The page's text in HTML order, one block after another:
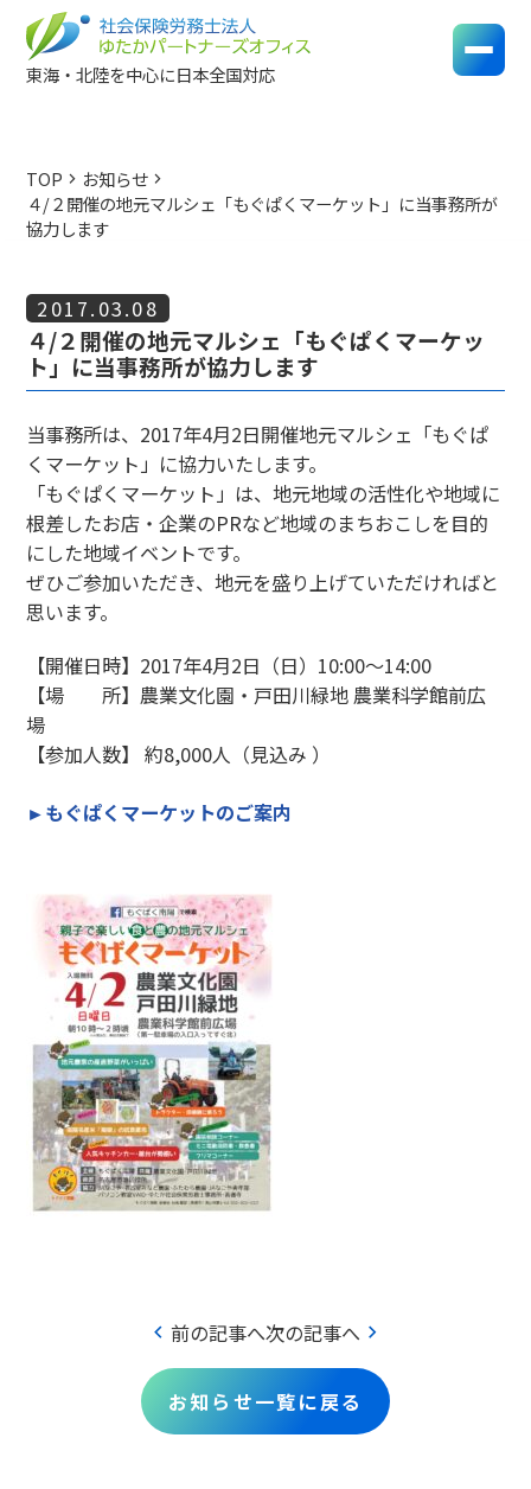
東海・北陸を中心に日本全国対応
TOP chevron_right お知らせ chevron_right
４/２開催の地元マルシェ「もぐぱくマーケット」に当事務所が
協力します
2017.03.08
４/２開催の地元マルシェ「もぐぱくマーケッ
ト」に当事務所が協力します
当事務所は、2017年4月2日開催地元マルシェ「もぐぱ
くマーケット」に協力いたします。
「もぐぱくマーケット」は、地元地域の活性化や地域に
根差したお店・企業のPRなど地域のまちおこしを目的
にした地域イベントです。
ぜひご参加いただき、地元を盛り上げていただければと
思います。
【開催日時】2017年4月2日（日）10:00～14:00
【場 所】農業文化園・戸田川緑地 農業科学館前広
場
【参加人数】 約8,000人（見込み ）
►もぐぱくマーケットのご案内
chevron_left 前の記事へ次の記事へ chevron_right
お知らせ一覧に戻る